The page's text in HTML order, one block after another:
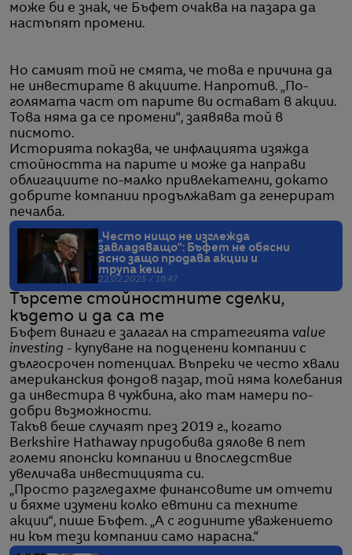
може би е знак, че Бъфет очаква на пазара да
настъпят промени.
Но самият той не смята, че това е причина да
не инвестирате в акциите. Напротив. „По-
голямата част от парите ви остават в акции.
Това няма да се промени“, заявява той в
писмото.
Историята показва, че инфлацията изяжда
стойността на парите и може да направи
облигациите по-малко привлекателни, докато
добрите компании продължават да генерират
печалба.
„Често нищо не изглежда
завладяващо“: Бъфет не обясни
ясно защо продава акции и
трупа кеш
22.02.2025 / 16:47
Търсете стойностните сделки,
където и да са те
Бъфет винаги е залагал на стратегията value
investing - купуване на подценени компании с
дългосрочен потенциал. Въпреки че често хвали
американския фондов пазар, той няма колебания
да инвестира в чужбина, ако там намери по-
добри възможности.
Такъв беше случаят през 2019 г., когато
Berkshire Hathaway придобива дялове в пет
големи японски компании и впоследствие
увеличава инвестицията си.
„Просто разгледахме финансовите им отчети
и бяхме изумени колко евтини са техните
акции“, пише Бъфет. „А с годините уважението
ни към тези компании само нарасна.“